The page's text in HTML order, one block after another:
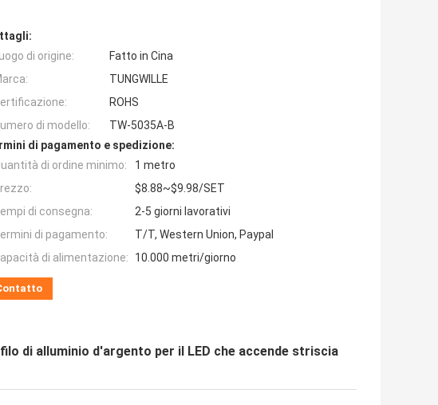
di origine:
Fatto in Cina
TUNGWILLE
ROHS
di modello:
TW-5035A-B
di pagamento e spedizione:
di ordine minimo:
1 metro
$8.88~$9.98/SET
di consegna:
2-5 giorni lavorativi
di pagamento:
T/T, Western Union, Paypal
di alimentazione:
10.000 metri/giorno
di alluminio d'argento per il LED che accende striscia